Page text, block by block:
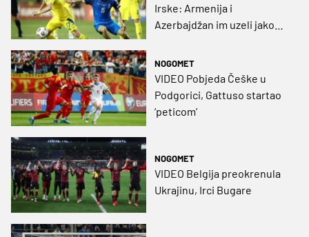
Irske: Armenija i
Azerbajdžan im uzeli jako
NOGOMET
VIDEO Pobjeda Češke u
Podgorici, Gattuso startao
‘peticom’
NOGOMET
VIDEO Belgija preokrenula
Ukrajinu, Irci Bugare